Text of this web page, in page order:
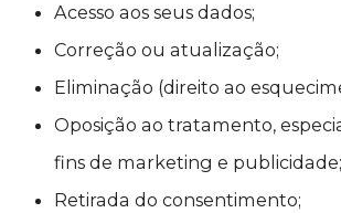
Acesso aos seus dados;
Correção ou atualização;
Eliminação (direito ao
Oposição ao tratamento,
fins de marketing e publicidade;
Retirada do consentimento;